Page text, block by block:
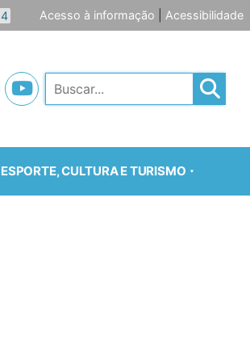
4 Acesso à informação Acessibilidade
Pesquisar
ESPORTE, CULTURA E TURISMO